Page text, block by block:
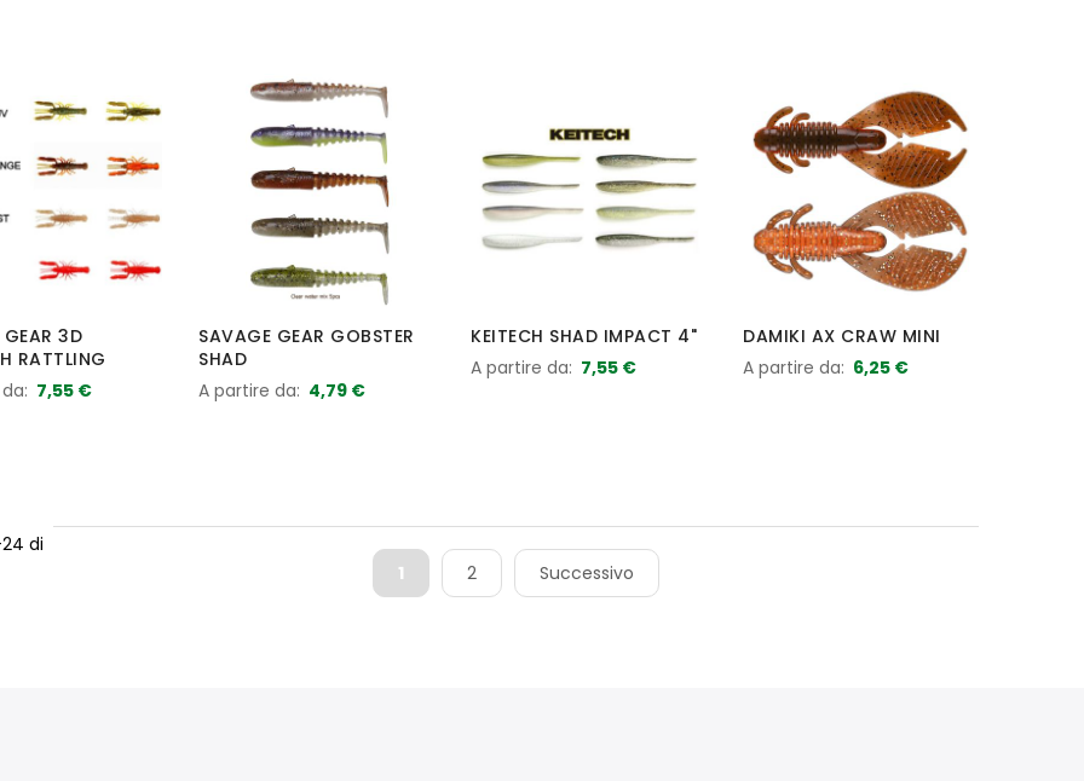
3D
RATTLING
7,55 €
SAVAGE GEAR GOBSTER
SHAD
A partire da 4,79 €
KEITECH SHAD IMPACT 4"
A partire da 7,55 €
DAMIKI AX CRAW MINI
A partire da 6,25 €
24 di
1 2 Successivo